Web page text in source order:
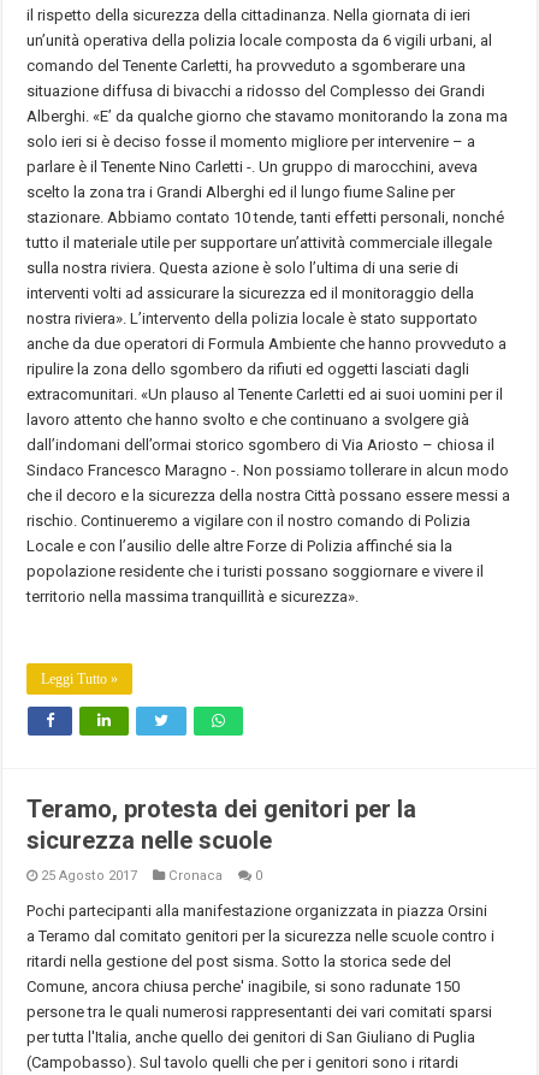
il rispetto della sicurezza della cittadinanza. Nella giornata di ieri
un’unità operativa della polizia locale composta da 6 vigili urbani, al
comando del Tenente Carletti, ha provveduto a sgomberare una
situazione diffusa di bivacchi a ridosso del Complesso dei Grandi
Alberghi. «E’ da qualche giorno che stavamo monitorando la zona ma
solo ieri si è deciso fosse il momento migliore per intervenire – a
parlare è il Tenente Nino Carletti -. Un gruppo di marocchini, aveva
scelto la zona tra i Grandi Alberghi ed il lungo fiume Saline per
stazionare. Abbiamo contato 10 tende, tanti effetti personali, nonché
tutto il materiale utile per supportare un’attività commerciale illegale
sulla nostra riviera. Questa azione è solo l’ultima di una serie di
interventi volti ad assicurare la sicurezza ed il monitoraggio della
nostra riviera». L’intervento della polizia locale è stato supportato
anche da due operatori di Formula Ambiente che hanno provveduto a
ripulire la zona dello sgombero da rifiuti ed oggetti lasciati dagli
extracomunitari. «Un plauso al Tenente Carletti ed ai suoi uomini per il
lavoro attento che hanno svolto e che continuano a svolgere già
dall’indomani dell’ormai storico sgombero di Via Ariosto – chiosa il
Sindaco Francesco Maragno -. Non possiamo tollerare in alcun modo
che il decoro e la sicurezza della nostra Città possano essere messi a
rischio. Continueremo a vigilare con il nostro comando di Polizia
Locale e con l’ausilio delle altre Forze di Polizia affinché sia la
popolazione residente che i turisti possano soggiornare e vivere il
territorio nella massima tranquillità e sicurezza».
Leggi Tutto »
Teramo, protesta dei genitori per la
sicurezza nelle scuole
25 Agosto 2017 Cronaca 0
Pochi partecipanti alla manifestazione organizzata in piazza Orsini
a Teramo dal comitato genitori per la sicurezza nelle scuole contro i
ritardi nella gestione del post sisma. Sotto la storica sede del
Comune, ancora chiusa perche' inagibile, si sono radunate 150
persone tra le quali numerosi rappresentanti dei vari comitati sparsi
per tutta l'Italia, anche quello dei genitori di San Giuliano di Puglia
(Campobasso). Sul tavolo quelli che per i genitori sono i ritardi